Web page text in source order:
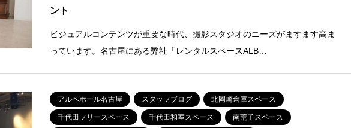
ント
ビジュアルコンテンツが重要な時代、撮影スタジオのニーズがますます高ま
っています。名古屋にある弊社「レンタルスペースALB…
アルベホール名古屋 スタッフブログ 北岡崎倉庫スペース
千代田フリースペース 千代田和室スペース 南荒子スペース